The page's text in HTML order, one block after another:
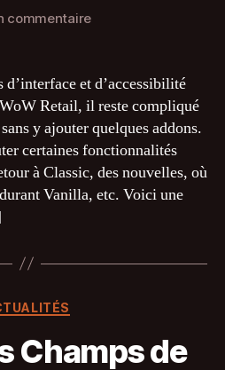
commentairesur
indispensables
et d’accessibilité
Retail, il reste compliqué
y ajouter quelques addons.
certaines fonctionnalités
à Classic, des nouvelles, où
Vanilla, etc. Voici une
Catégories
Champs de